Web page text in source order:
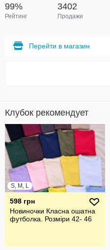
99%
Рейтинг
3402
Продажи
Перейти в магазин
Клубок рекомендует
S, M, L
598 грн
Новиночки Класна ошатна
футболка. Розміри 42- 46